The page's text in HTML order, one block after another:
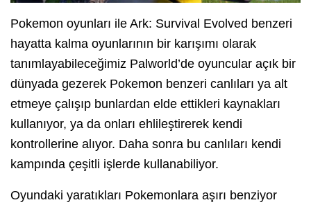
Pokemon oyunları ile Ark: Survival Evolved benzeri
hayatta kalma oyunlarının bir karışımı olarak
tanımlayabileceğimiz Palworld’de oyuncular açık bir
dünyada gezerek Pokemon benzeri canlıları ya alt
etmeye çalışıp bunlardan elde ettikleri kaynakları
kullanıyor, ya da onları ehlileştirerek kendi
kontrollerine alıyor. Daha sonra bu canlıları kendi
kampında çeşitli işlerde kullanabiliyor.
Oyundaki yaratıkları Pokemonlara aşırı benziyor